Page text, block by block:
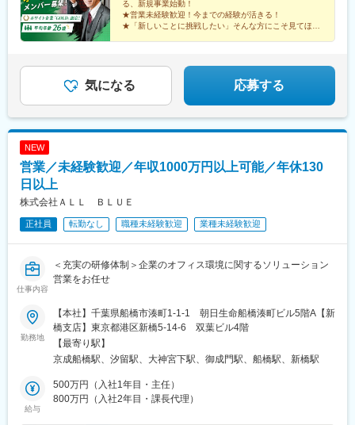
る、新規事業始動！
★営業未経験歓迎！今までの経験が活きる！
★「新しいことに挑戦したい」そんな方にこそ見てほし
新しい景色を、一緒に見に行こう！
気になる 応募する
NEW
営業／未経験歓迎／年収1000万円以上可能／年休130
日以上
株式会社ＡＬＬ ＢＬＵＥ
正社員 転勤なし 職種未経験歓迎 業種未経験歓迎
仕事内容
＜充実の研修体制＞企業のオフィス環境に関するソリューション
営業をお任せ
勤務地
【本社】千葉県船橋市湊町1-1-1 朝日生命船橋湊町ビル5階A【新
橋支店】東京都港区新橋5-14-6 双葉ビル4階
【最寄り駅】
京成船橋駅、汐留駅、大神宮下駅、御成門駅、船橋駅、新橋駅
給与
500万円（入社1年目・主任）
800万円（入社2年目・課長代理）